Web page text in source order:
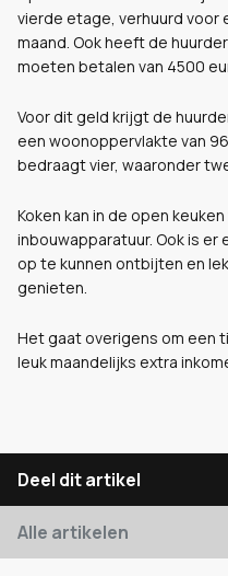
vierde etage, verhuurd voor
maand. Ook heeft de
moeten betalen van 4500
Voor dit geld krijgt de
een woonoppervlakte van
bedraagt vier, waaronder
Koken kan in de open
inbouwapparatuur. Ook is er
op te kunnen ontbijten en
genieten.
Het gaat overigens om een
leuk maandelijks extra
Deel dit artikel
Alle artikelen